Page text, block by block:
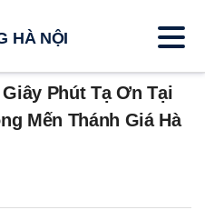
Phút Tạ Ơn Tại
Mến Thánh Giá Hà
HÀ NỘI